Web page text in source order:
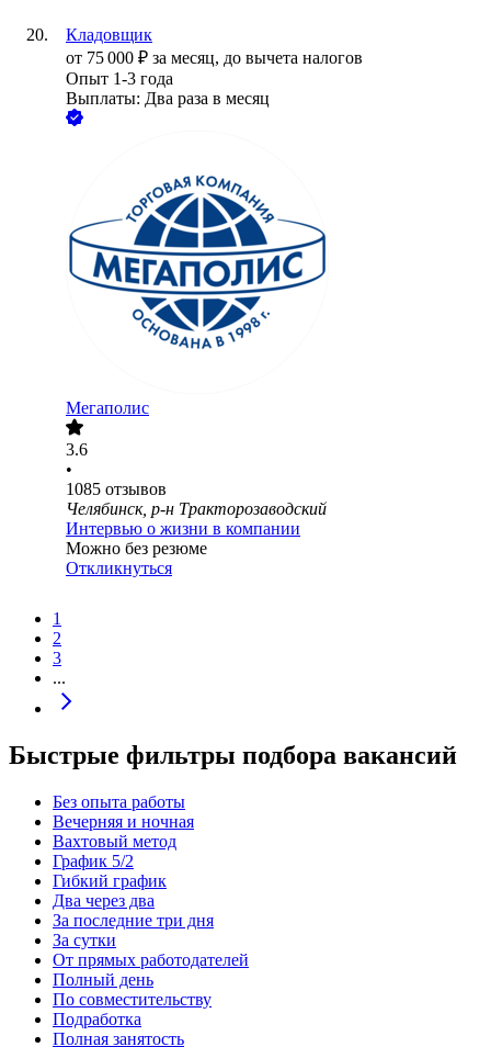
Кладовщик
от 75 000 ₽ за месяц, до вычета налогов
Опыт 1-3 года
Выплаты: Два раза в месяц
Мегаполис
3.6
•
1085 отзывов
Челябинск, р-н Тракторозаводский
Интервью о жизни в компании
Можно без резюме
Откликнуться
1
2
3
...
Быстрые фильтры подбора вакансий
Без опыта работы
Вечерняя и ночная
Вахтовый метод
График 5/2
Гибкий график
Два через два
За последние три дня
За сутки
От прямых работодателей
Полный день
По совместительству
Подработка
Полная занятость